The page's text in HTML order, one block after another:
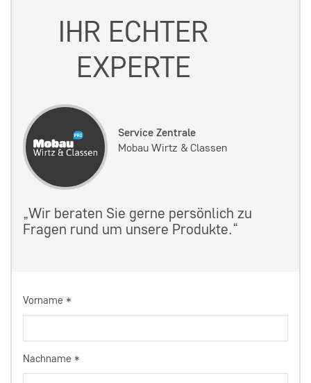
IHR ECHTER
EXPERTE
Service Zentrale
Mobau Wirtz & Classen
„Wir beraten Sie gerne persönlich zu
Fragen rund um unsere Produkte.“
Vorname *
Nachname *